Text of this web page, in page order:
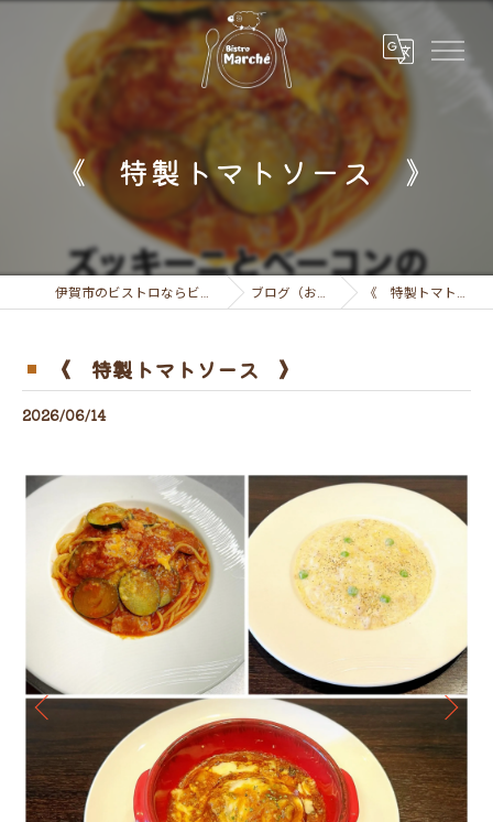
《 特製トマトソース 》
伊賀市のビストロならビストロ マルシェ ブログ（お知らせ） 《 特製トマトソース 》
《 特製トマトソース 》
2026/06/14